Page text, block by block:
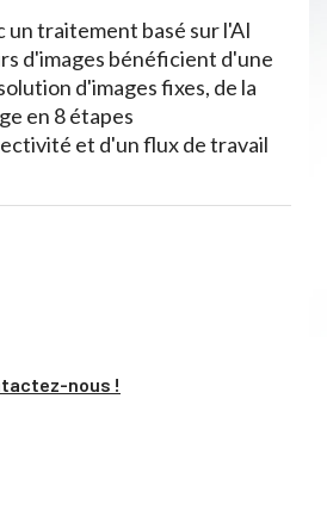
un traitement basé sur l'AI
d'images bénéficient d'une
d'images fixes, de la
en 8 étapes
et d'un flux de travail
nous !